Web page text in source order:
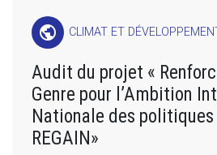
public CLIMAT ET
Audit du projet «
Genre pour l’Ambition
Nationale des
REGAIN»